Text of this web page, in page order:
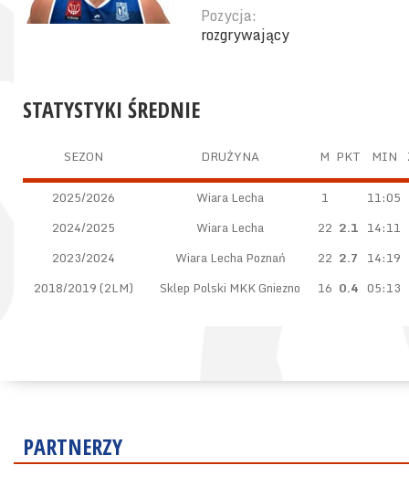
Pozycja:
rozgrywający
STATYSTYKI ŚREDNIE
SEZON DRUŻYNA M PKT MIN
2025/2026 Wiara Lecha 1
11:05
2024/2025
Wiara Lecha 22 2.1 14:11
2023/2024
Wiara Lecha Poznań 22 2.7 14:19
2018/2019 (2LM)
Sklep Polski MKK Gniezno 16 0.4 05:13
PARTNERZY